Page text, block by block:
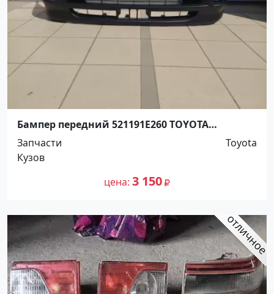
Бампер передний 521191E260 TOYOTA
COROLLA 1993-2002 Краснодар
Запчасти
Toyota
Кузов
цена 3 150